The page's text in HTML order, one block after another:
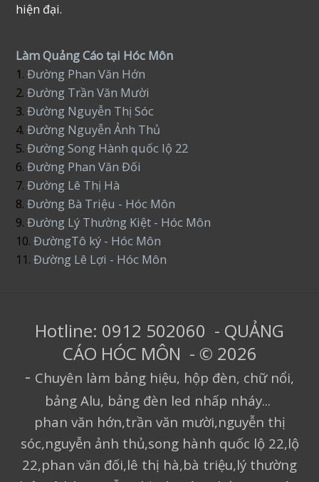
hiện đại.
Làm Quảng Cáo tại Hóc Môn
1.Đường Phan Văn Hớn
2.Đường Trần Văn Mười
3.Đường Nguyễn Thị Sóc
4. Đường Nguyễn Ảnh Thủ
5.Đường Song Hành quốc lộ 22
6.Đường Phan Văn Đối
7. Đường Lê Thị Hà
8.Đường Bà Triệu - Hóc Môn
9.Đường Lý Thường Kiệt - Hóc Môn
10.ĐườngTô ký - Hóc Môn
11.Đường Lê Lợi - Hóc Môn
Hotline: 0912 502060 - QUẢNG
CÁO HÓC MÔN - © 2026
- Chuyên làm bảng hiệu, hộp đèn, chữ nổi,
bảng Alu, bảng đèn led nhấp nháy...
phan văn hớn,trần văn mười,nguyễn thị
sóc,nguyễn ảnh thủ,song hành quốc lộ 22,lộ
22,phan văn đối,lê thị hà,bà triệu,lý thường